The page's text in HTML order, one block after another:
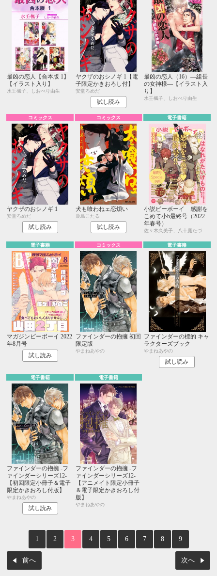
最凶の恋人【合本版 1】
【イラスト入り】
水壬楓子、しおべり由生
ヤクザのおシノギ 1【電
子限定かきおろし付】
安堂ろめだ
試し読み
最凶の恋人（16）―組長
の女神様―【イラスト入
り】
水壬楓子、しおべり由生
コミックス
ヤクザのおシノギ 1
安堂ろめだ
試し読み
コミックス
犬も喰わねェ恋煩い
鹿島こたる
試し読み
電子書籍
小説ビーボーイ 感謝を
こめて小b最終号（2022
年春号）
佐々木久美子、八十庭たづ、水壬楓子、しおべり由生、北ミチノ、二駒レイム、秋山みち花、彩寧一叶、飯田実樹、榎田尤利、かわい恋、櫛野ゆい、幸崎ぱれす、木原音瀬、鈴木あみ、遠野春日、温井ちょも、松梶もとや、夜光 花、夢乃咲実、風祭おまる、月輝
電子書籍
マガジンビーボーイ 2022
年8月号
試し読み
コミックス
ファインダーの抱擁 初回
限定版
やまねあやの
電子書籍
ファインダーの標的 キャ
ラクターズブック
やまねあやの
試し読み
電子書籍
ファインダーの抱擁 -フ
ァインダーシリーズ12-
【初回限定小冊子＆電子
限定かきおろし付版】
やまねあやの
試し読み
電子書籍
ファインダーの抱擁 -フ
ァインダーシリーズ12-
【アニメイト限定小冊子
＆電子限定かきおろし付
版】
やまねあやの
前へ
1 2 3 4 5 6 7 8 9
次へ